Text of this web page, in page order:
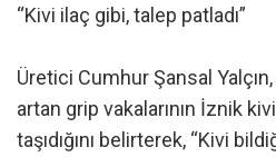
“Kivi ilaç gibi, talep patladı”
Üretici Cumhur Şansal
artan grip vakalarının İznik
taşıdığını belirterek, “Kivi